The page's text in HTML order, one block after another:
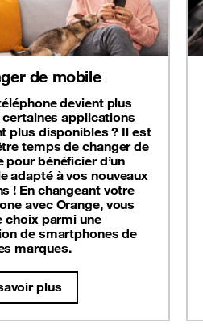
de mobile
devient plus
certaines applications
plus disponibles ? Il est
temps de changer de
pour bénéficier d’un
adapté à vos nouveaux
! En changeant votre
avec Orange, vous
choix parmi une
de smartphones de
marques.
plus